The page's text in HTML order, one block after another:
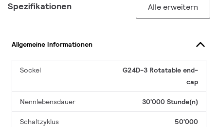
Spezifikationen Alle erweitern
Allgemeine Informationen
Sockel
G24D-3 Rotatable end-
cap
Nennlebensdauer 30'000 Stunde(n)
Schaltzyklus 50'000